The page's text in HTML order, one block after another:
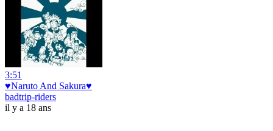
3:51
♥Naruto And Sakura♥
badtrip-riders
il y a 18 ans